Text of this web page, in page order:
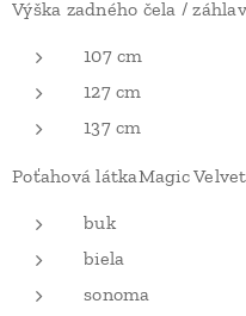
Výška zadného čela /
107 cm
127 cm
137 cm
Poťahová látkaMagic
buk
biela
sonoma